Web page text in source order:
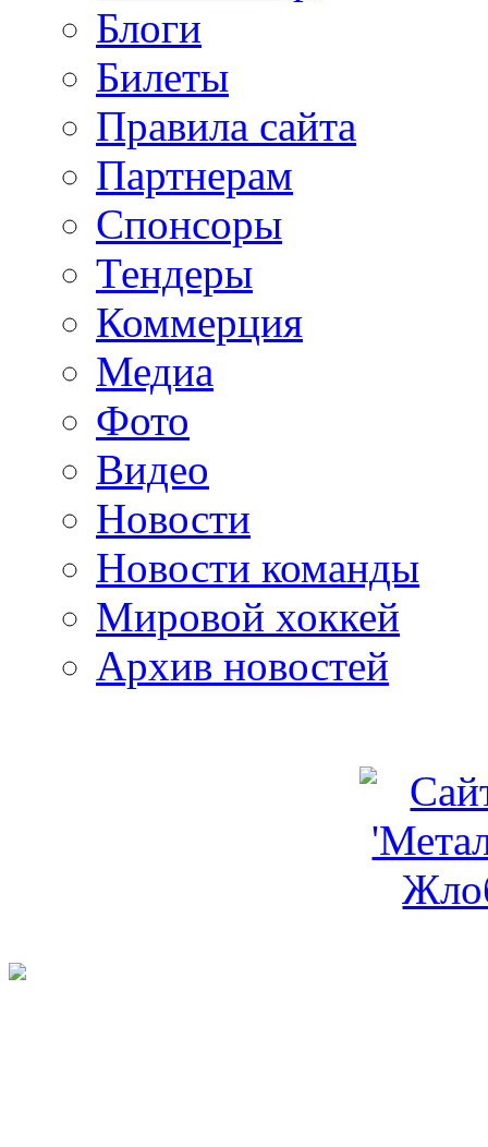
Блоги
Билеты
Правила сайта
Партнерам
Спонсоры
Тендеры
Коммерция
Медиа
Фото
Видео
Новости
Новости команды
Мировой хоккей
Архив новостей